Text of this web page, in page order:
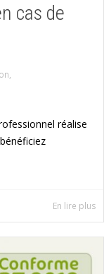
cas de
réalise
En lire plus